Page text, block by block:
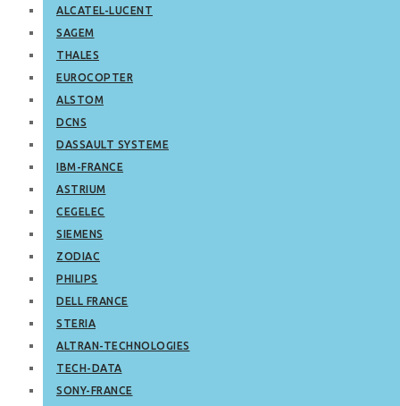
ALCATEL-LUCENT
SAGEM
THALES
EUROCOPTER
ALSTOM
DCNS
DASSAULT SYSTEME
IBM-FRANCE
ASTRIUM
CEGELEC
SIEMENS
ZODIAC
PHILIPS
DELL FRANCE
STERIA
ALTRAN-TECHNOLOGIES
TECH-DATA
SONY-FRANCE